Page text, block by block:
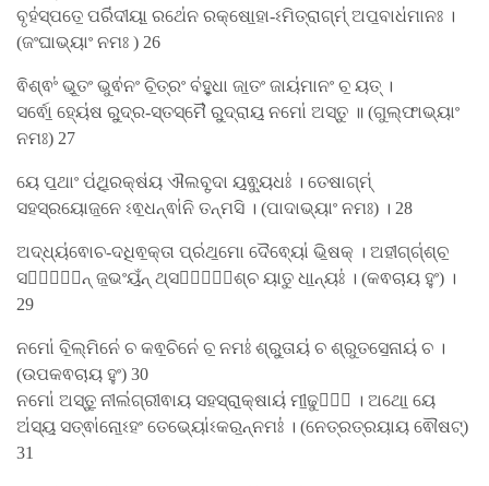
ବୃହ॑ସ୍ପତେ॒ ପରି॑ଦୀୟା॒ ରଥେ॑ନ ରକ୍ଷୋ॒ହା-ଽମିତ୍ରାଗ୍​ମ୍॑ ଅପ॒ବାଧ॑ମାନଃ ।
(ଜଂଘାଭ୍ୟାଂ ନମଃ ) 26
ଵିଶ୍ଵଂ॑ ଭୂ॒ତଂ ଭୁଵ॑ନଂ ଚି॒ତ୍ରଂ ବ॑ହୁ॒ଧା ଜା॒ତଂ ଜାୟ॑ମାନଂ ଚ॒ ୟତ୍ ।
ସର୍ଵୋ॒ ହ୍ୟେ॑ଷ ରୁ॒ଦ୍ର-ସ୍ତସ୍ମୈ॑ ରୁ॒ଦ୍ରାୟ॒ ନମୋ॑ ଅସ୍ତୁ ॥ (ଗୁଲ୍ଫାଭ୍ୟାଂ
ନମଃ) 27
ୟେ ପ॒ଥାଂ ପ॑ଥି॒ରକ୍ଷ॑ୟ ଐଲବୃ॒ଦା ୟ॒ଵ୍ୟୁଧଃ॑ । ତେଷାଗ୍​ମ୍॑
ସହସ୍ରୟୋଜ॒ନେ ଽଵ॒ଧନ୍ଵା॑ନି ତନ୍ମସି । (ପାଦାଭ୍ୟାଂ ନମଃ) । 28
ଅଦ୍ଧ୍ୟ॑ଵୋଚ-ଦଧିଵ॒କ୍ତା ପ୍ର॑ଥ॒ମୋ ଦୈଵ୍ୟୋ॑ ଭି॒ଷକ୍ । ଅହୀଗ୍ଗ୍॑ଶ୍ଚ॒
ସର୍ଵା᳚ନ୍ ଜ॒ଭଂ​ୟଁ॒ନ୍ ଥ୍ସର୍ଵା᳚ଶ୍ଚ ୟାତୁ ଧା॒ନ୍ୟଃ॑ । (କଵଚାୟ ହୁଂ) ।
29
ନମୋ॑ ବି॒ଲ୍ମିନେ॑ ଚ କଵ॒ଚିନେ॑ ଚ॒ ନମଃ॑ ଶ୍ରୁ॒ତାୟ॑ ଚ ଶ୍ରୁତସେ॒ନାୟ॑ ଚ ।
(ଉପକଵଚାୟ ହୁଂ) 30
ନମୋ॑ ଅସ୍ତୁ॒ ନୀଲ॑ଗ୍ରୀଵାୟ ସହସ୍ରା॒କ୍ଷାୟ॑ ମୀ॒ଢୁଷେ᳚ । ଅଥୋ॒ ୟେ
ଅ॑ସ୍ୟ॒ ସତ୍ଵା॑ନୋ॒ଽହଂ ତେଭ୍ୟୋ॑ଽକର॒ନ୍ନମଃ॑ । (ନେତ୍ରତ୍ରୟାୟ ଵୌଷଟ୍)
31